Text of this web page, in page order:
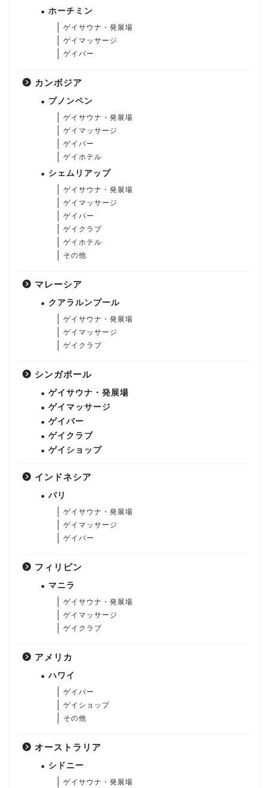
ホーチミン
ゲイサウナ・発展場
ゲイマッサージ
ゲイバー
カンボジア
プノンペン
ゲイサウナ・発展場
ゲイマッサージ
ゲイバー
ゲイホテル
シェムリアップ
ゲイサウナ・発展場
ゲイマッサージ
ゲイバー
ゲイクラブ
ゲイホテル
その他
マレーシア
クアラルンプール
ゲイサウナ・発展場
ゲイマッサージ
ゲイクラブ
シンガポール
ゲイサウナ・発展場
ゲイマッサージ
ゲイバー
ゲイクラブ
ゲイショップ
インドネシア
バリ
ゲイサウナ・発展場
ゲイマッサージ
ゲイバー
フィリピン
マニラ
ゲイサウナ・発展場
ゲイマッサージ
ゲイクラブ
アメリカ
ハワイ
ゲイバー
ゲイショップ
その他
オーストラリア
シドニー
ゲイサウナ・発展場